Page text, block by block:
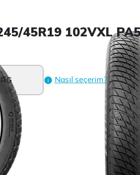
45R19 102VXL
Nasıl seçerim?